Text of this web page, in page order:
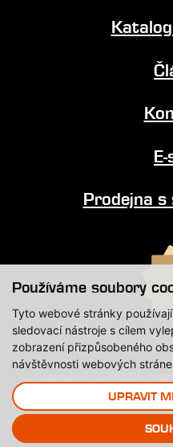
Používáme soubory
Tyto webové stránky
sledovací nástroje s cílem
zobrazení přizpůsobeného
návštěvnosti webových
UPRAVIT
Prodejna s
Created